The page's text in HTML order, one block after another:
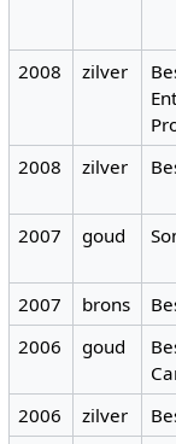
2008 zilver
2008 zilver
2007 goud
2007 brons
2006
goud
2006 zilver